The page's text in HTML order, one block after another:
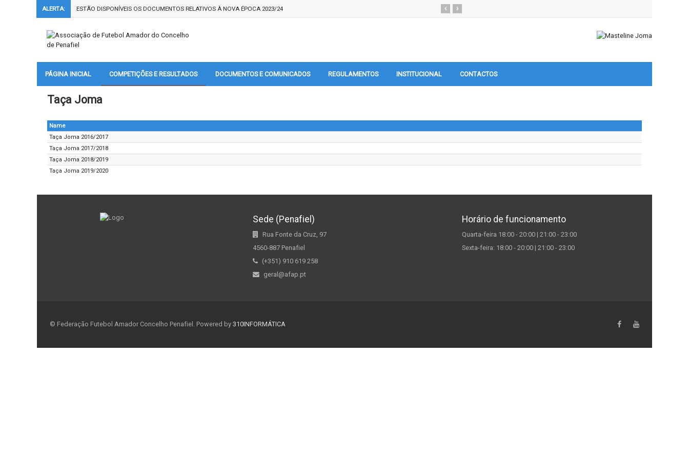
ALERTA: ESTÃO DISPONÍVEIS OS DOCUMENTOS RELATIVOS À NOVA ÉPOCA 2023/24 ›
‹
PÁGINA INICIAL COMPETIÇÕES E RESULTADOS DOCUMENTOS E COMUNICADOS REGULAMENTOS INSTITUCIONAL CONTACTOS
Taça Joma
Name
Taça Joma 2016/2017
Taça Joma 2017/2018
Taça Joma 2018/2019
Taça Joma 2019/2020
Sede (Penafiel)
Rua Fonte da Cruz, 97
4560-887 Penafiel
(+351) 910 619 258
geral@afap.pt
Horário de funcionamento
Quarta-feira 18:00 - 20:00 | 21:00 - 23:00
Sexta-feira: 18:00 - 20:00 | 21:00 - 23:00
© Federação Futebol Amador Concelho Penafiel. Powered by 310INFORMÁTICA